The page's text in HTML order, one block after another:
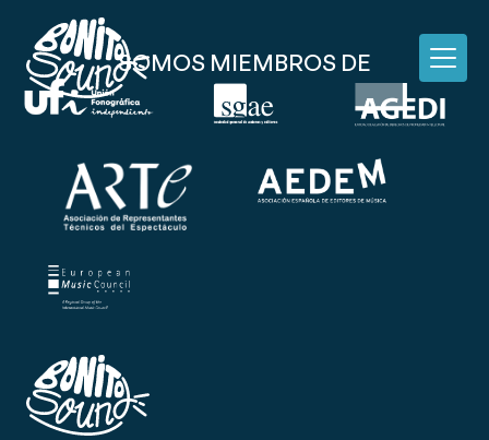
SOMOS MIEMBROS DE